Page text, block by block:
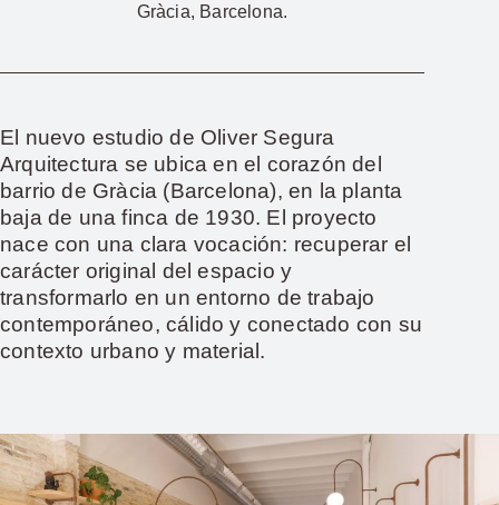
Gràcia, Barcelona.
El nuevo estudio de Oliver Segura
Arquitectura se ubica en el corazón del
barrio de Gràcia (Barcelona), en la planta
baja de una finca de 1930. El proyecto
nace con una clara vocación: recuperar el
carácter original del espacio y
transformarlo en un entorno de trabajo
contemporáneo, cálido y conectado con su
contexto urbano y material.